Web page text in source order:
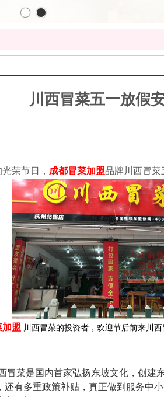
川西冒菜五一放假
荣节日， 成都冒菜加盟品牌川西冒菜
加盟 川西冒菜的投资者，欢迎节后前来川
冒菜是国内首家弘扬东坡文化，创
有多重政策补贴，真正做到服务中